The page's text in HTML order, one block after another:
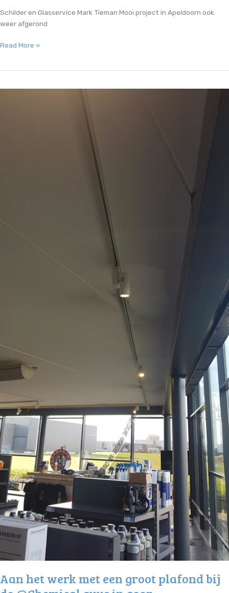
Schilder en Glasservice Mark Tieman Mooi project in Apeldoorn ook
weer afgerond
Schilder
Tieman…
Read More »
Aan het werk met een groot plafond bij